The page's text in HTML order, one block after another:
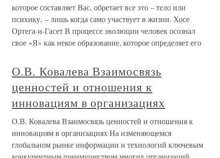
которое составляет Вас, обретает все это – тело или
психику, – лишь когда само участвует в жизни. Хосе
Ортега-и-Гасет В процессе эволюции человек осознал
свое «Я» как некое образование, которое определяет его
О.В. Ковалева Взаимосвязь
ценностей и отношения к
инновациям в организациях
О.В. Ковалева Взаимосвязь ценностей и отношения к
инновациям в организациях На изменяющемся
глобальном рынке информации и технологий ключевым